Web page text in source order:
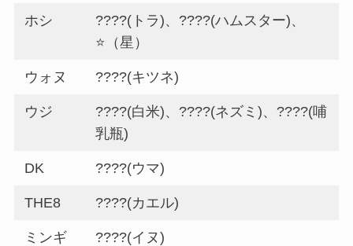
ホシ
????(トラ)、????(ハムスター)、
⭐️（星）
ウォヌ ????(キツネ)
ウジ
????(白米)、????(ネズミ)、????(哺
乳瓶)
DK ????(ウマ)
THE8 ????(カエル)
ミンギ
????(イヌ)